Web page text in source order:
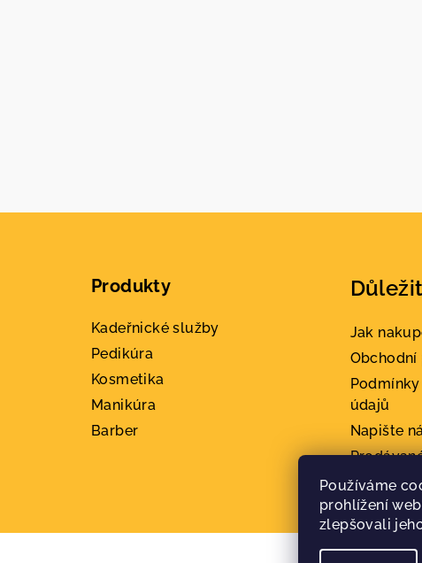
Používáme
prohlížení
zlepšovali
Produkty
Kadeřnické služby
Pedikúra
Kosmetika
Manikúra
Barber
Jak
údajů
Napište
Kontakty